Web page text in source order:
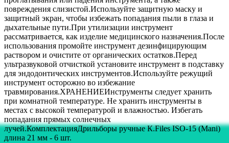
повреждения слизистой.Используйте защитную маску и
защитный экран, чтобы избежать попадания пыли в глаза и
дыхательные пути.При утилизации инструмент
рассматривается, как изделие медицинского назначения.После
использования промойте инструмент дезинфицирующим
раствором и очистите от органических остатков.Перед
ультразвуковой отчисткой установите инструмент в подставку
для эндодонтических инструментов.Используйте режущий
инструмент осторожно во избежание
травмирования.ХРАНЕНИЕИнструменты следует хранить
при комнатной температуре. Не хранить инструменты в
местах с высокой температурой и влажностью. Избегать
попадания прямых солнечных
лучей.КомплектацияДрильборы ручные К.Files ISO-15 (Mani)
длина 21 мм - 6 шт.